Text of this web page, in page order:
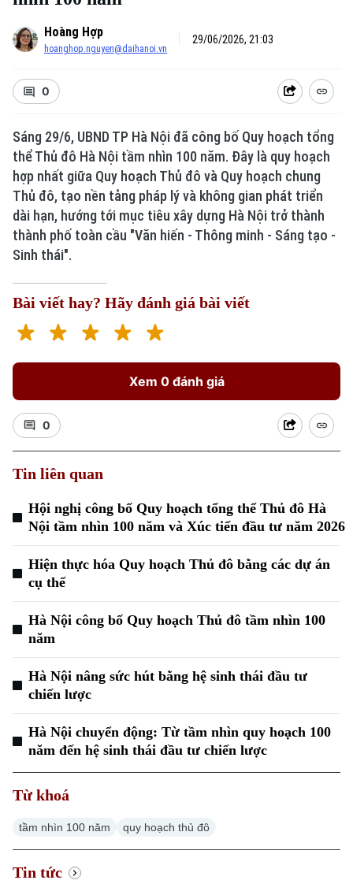
Xu hướng
Hoàng Hợp
hoanghop.nguyen@daihanoi.vn
29/06/2026, 21:03
0
Sáng 29/6, UBND TP Hà Nội đã công bố Quy hoạch tổng
thể Thủ đô Hà Nội tầm nhìn 100 năm. Đây là quy hoạch
hợp nhất giữa Quy hoạch Thủ đô và Quy hoạch chung
Thủ đô, tạo nền tảng pháp lý và không gian phát triển
dài hạn, hướng tới mục tiêu xây dựng Hà Nội trở thành
thành phố toàn cầu "Văn hiến - Thông minh - Sáng tạo -
Sinh thái".
Bài viết hay? Hãy đánh giá bài viết
Xem 0 đánh giá
0
Tin liên quan
Hội nghị công bố Quy hoạch tổng thể Thủ đô Hà
Nội tầm nhìn 100 năm và Xúc tiến đầu tư năm 2026
Hiện thực hóa Quy hoạch Thủ đô bằng các dự án
cụ thể
Hà Nội công bố Quy hoạch Thủ đô tầm nhìn 100
năm
Hà Nội nâng sức hút bằng hệ sinh thái đầu tư
chiến lược
Hà Nội chuyển động: Từ tầm nhìn quy hoạch 100
năm đến hệ sinh thái đầu tư chiến lược
Từ khoá
tầm nhìn 100 năm quy hoạch thủ đô
Tin tức